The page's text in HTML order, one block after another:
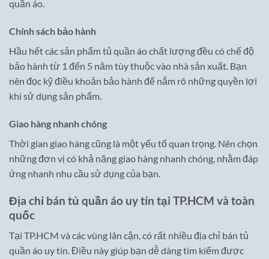
quần áo.
Chính sách bảo hành
Hầu hết các sản phẩm tủ quần áo chất lượng đều có chế độ
bảo hành từ 1 đến 5 năm tùy thuộc vào nhà sản xuất. Bạn
nên đọc kỹ điều khoản bảo hành để nắm rõ những quyền lợi
khi sử dụng sản phẩm.
Giao hàng nhanh chóng
Thời gian giao hàng cũng là một yếu tố quan trọng. Nên chọn
những đơn vị có khả năng giao hàng nhanh chóng, nhằm đáp
ứng nhanh nhu cầu sử dụng của bạn.
Địa chỉ bán tủ quần áo uy tín tại TP.HCM và toàn
quốc
Tại TP.HCM và các vùng lân cận, có rất nhiều địa chỉ bán tủ
quần áo uy tín. Điều này giúp bạn dễ dàng tìm kiếm được